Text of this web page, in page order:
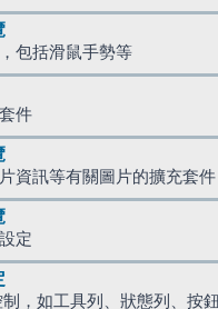
包括滑鼠手勢等
件
資訊等有關圖片的擴充套件
定
，如工具列、狀態列、按